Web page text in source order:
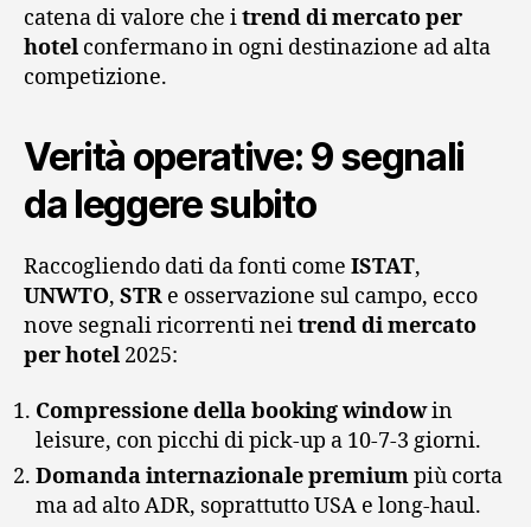
catena di valore che itrend di mercato per
hotel confermano in ogni destinazione ad alta
competizione.
Verità operative: 9 segnali
da leggere subito
Raccogliendo dati da fonti come ISTAT,
UNWTO, STR e osservazione sul campo, ecco
nove segnali ricorrenti neitrend di mercato
per hotel 2025:
Compressione della booking windowin
leisure, con picchi di pick-up a 10-7-3 giorni.
Domanda internazionale premiumpiù corta
ma ad alto ADR, soprattutto USA e long-haul.